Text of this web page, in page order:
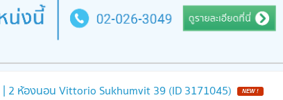
2 ห้องนอน Vittorio Sukhumvit 39 (ID 3171045) NEW !